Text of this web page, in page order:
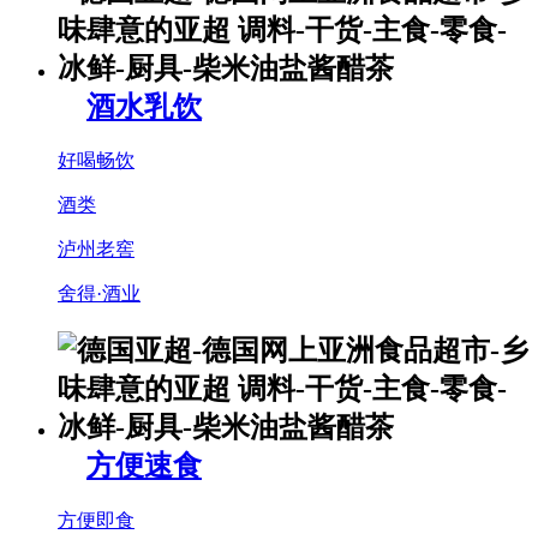
酒水乳饮
好喝畅饮
酒类
泸州老窖
舍得·酒业
方便速食
方便即食